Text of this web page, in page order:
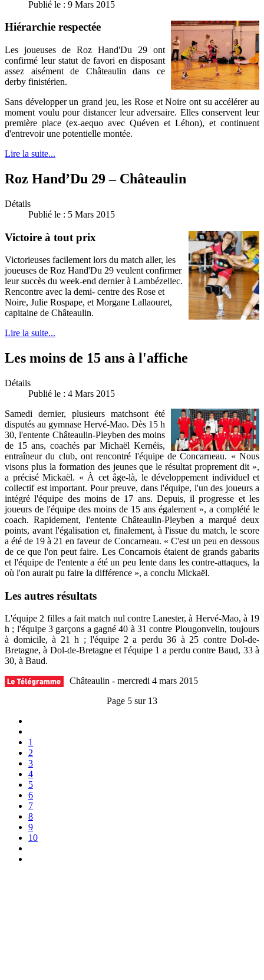
Publié le : 9 Mars 2015
Hiérarchie respectée
Les joueuses de Roz Hand'Du 29 ont
confirmé leur statut de favori en disposant
assez aisément de Châteaulin dans ce
derby finistérien.
Sans développer un grand jeu, les Rose et Noire ont su accélérer au
moment voulu pour distancer leur adversaire. Elles conservent leur
première place (ex-aequo avec Quéven et Léhon), et continuent
d'entrevoir une potentielle montée.
Lire la suite...
Roz Hand’Du 29 – Châteaulin
Détails
Publié le : 5 Mars 2015
Victoire à tout prix
Victorieuses facilement lors du match aller, les
joueuses de Roz Hand'Du 29 veulent confirmer
leur succès du week-end dernier à Lambézellec.
Rencontre avec la demi- centre des Rose et
Noire, Julie Rospape, et Morgane Lallaouret,
capitaine de Châteaulin.
Lire la suite...
Les moins de 15 ans à l'affiche
Détails
Publié le : 4 Mars 2015
Samedi dernier, plusieurs matchsont été
disputés au gymnase Hervé-Mao. Dès 15 h
30, l'entente Châteaulin-Pleyben des moins
de 15 ans, coachés par Michaël Kernéïs,
entraîneur du club, ont rencontré l'équipe de Concarneau. « Nous
visons plus la formation des jeunes que le résultat proprement dit »,
a précisé Mickaël. « À cet âge-là, le développement individuel et
collectif est important. Pour preuve, dans l'équipe, l'un des joueurs a
intégré l'équipe des moins de 17 ans. Depuis, il progresse et les
joueurs de l'équipe des moins de 15 ans également », a complété le
coach. Rapidement, l'entente Châteaulin-Pleyben a marqué deux
points, avant l'égalisation et, finalement, à l'issue du match, le score
a été de 19 à 21 en faveur de Concarneau. « C'est un peu en dessous
de ce que l'on peut faire. Les Concarnois étaient de grands gabarits
et l'équipe de l'entente a été un peu lente dans les contre-attaques, la
où l'on aurait pu faire la différence », a conclu Mickaël.
Les autres résultats
L'équipe 2 filles a fait match nul contre Lanester, à Hervé-Mao, à 19
h ; l'équipe 3 garçons a gagné 40 à 31 contre Plougonvelin, toujours
à domicile, à 21 h ; l'équipe 2 a perdu 36 à 25 contre Dol-de-
Bretagne, à Dol-de-Bretagne et l'équipe 1 a perdu contre Baud, 33 à
30, à Baud.
Châteaulin - mercredi 4 mars 2015
Page 5 sur 13
1
2
3
4
5
6
7
8
9
10